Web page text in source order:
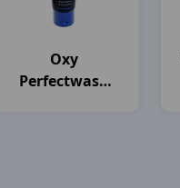
Oxy
Perfectwash